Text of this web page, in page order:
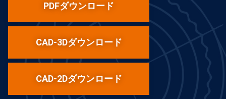
PDFダウンロード
CAD-3Dダウンロード
CAD-2Dダウンロード